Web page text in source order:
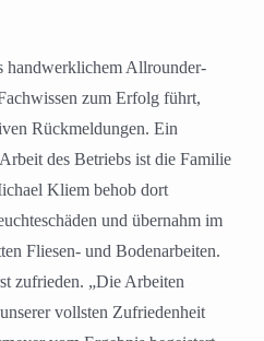
handwerklichem Allrounder-
zum Erfolg führt,
Rückmeldungen. Ein
des Betriebs ist die Familie
Kliem behob dort
und übernahm im
Fliesen- und Bodenarbeiten.
zufrieden. „Die Arbeiten
vollsten Zufriedenheit